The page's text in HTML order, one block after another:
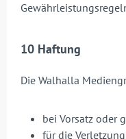
10 Haftung
Die Walhalla
bei Vorsatz oder
für die